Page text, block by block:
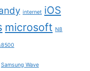
internet iOS
microsoft N8
Samsung Wave